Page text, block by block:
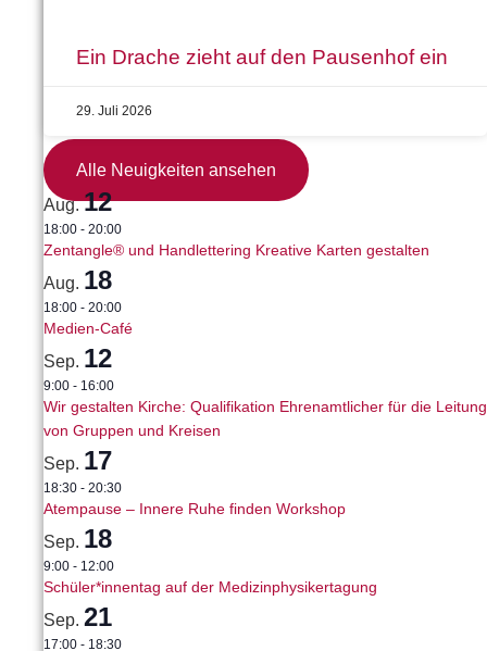
Ein Drache zieht auf den Pausenhof ein
29. Juli 2026
Alle Neuigkeiten ansehen
Aug.12
18:00 - 20:00
Zentangle® und Handlettering Kreative Karten gestalten
Aug. 18
18:00 - 20:00
Medien-Café
Sep. 12
9:00 - 16:00
Wir gestalten Kirche: Qualifikation Ehrenamtlicher für die Leitung
von Gruppen und Kreisen
Sep. 17
18:30 - 20:30
Atempause – Innere Ruhe finden Workshop
Sep. 18
9:00 - 12:00
Schüler*innentag auf der Medizinphysikertagung
Sep. 21
17:00 - 18:30